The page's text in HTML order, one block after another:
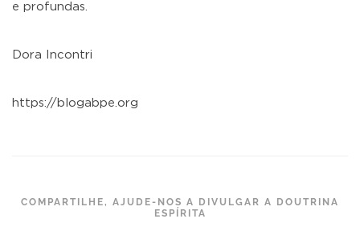
e profundas.
Dora Incontri
https://blogabpe.org
COMPARTILHE, AJUDE-NOS A DIVULGAR A DOUTRINA
ESPÍRITA